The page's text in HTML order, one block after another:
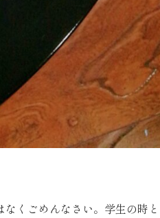
くごめんなさい。学生の時と